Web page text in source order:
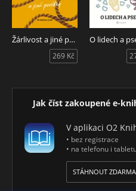
Žárlivost a jiné povídky
269 Kč
O lidech a
Jak číst zakoupené e-
V aplikaci O2
• bez registrace
• na telefonu i
STÁHNOUT ZDARMA